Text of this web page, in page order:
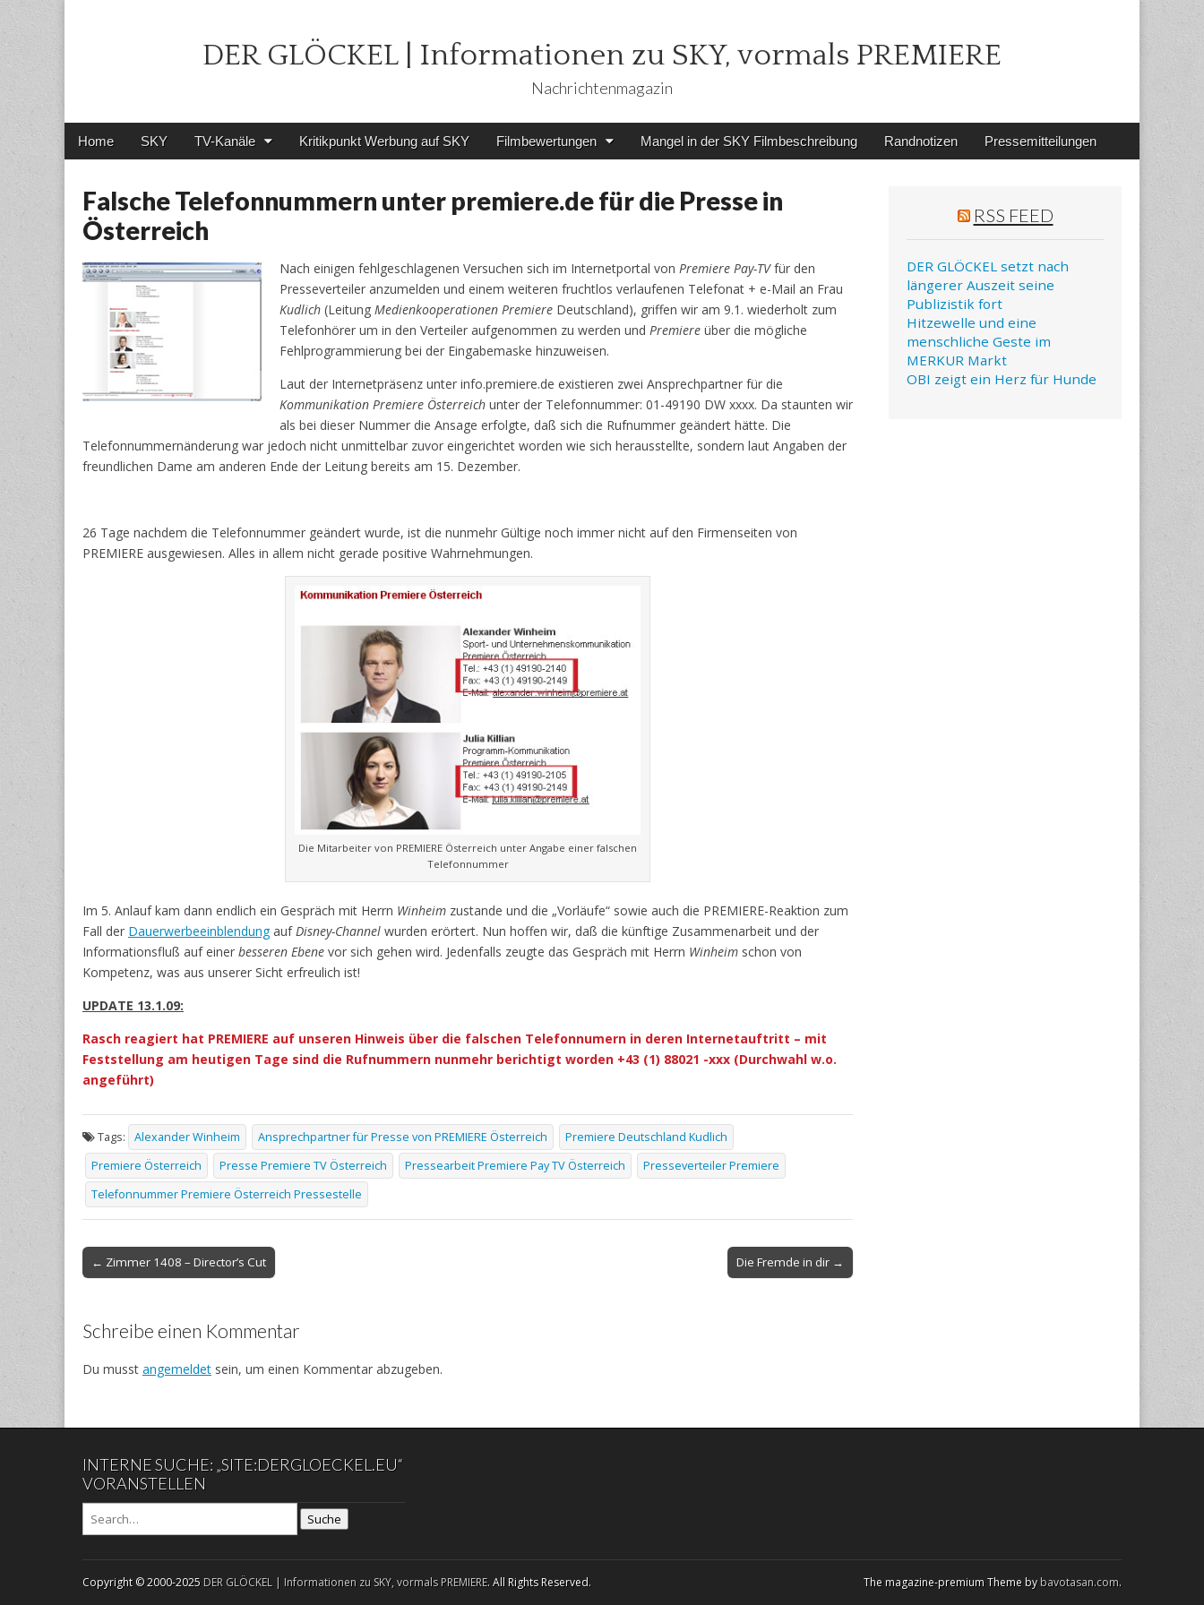
DER GLÖCKEL | Informationen zu SKY, vormals PREMIERE
Nachrichtenmagazin
Main
Skip
Home SKY TV-Kanäle Kritikpunkt Werbung auf SKY Filmbewertungen Mangel in der SKY Filmbeschreibung Randnotizen Pressemitteilungen
Falsche Telefonnummern unter premiere.de für die Presse in
Österreich
Nach einigen fehlgeschlagenen Versuchen sich im Internetportal von Premiere Pay-TVfür den
Presseverteiler anzumelden und einem weiteren fruchtlos verlaufenen Telefonat + e-Mail an Frau
Kudlich (Leitung Medienkooperationen Premiere Deutschland), griffen wir am 9.1. wiederholt zum
Telefonhörer um in den Verteiler aufgenommen zu werden und Premiere über die mögliche
Fehlprogrammierung bei der Eingabemaske hinzuweisen.
Laut der Internetpräsenz unter info.premiere.de existieren zwei Ansprechpartner für die
Kommunikation Premiere Österreich unter der Telefonnummer: 01-49190 DW xxxx. Da staunten wir
als bei dieser Nummer die Ansage erfolgte, daß sich die Rufnummer geändert hätte. Die
Telefonnummernänderung war jedoch nicht unmittelbar zuvor eingerichtet worden wie sich herausstellte, sondern laut Angaben der
freundlichen Dame am anderen Ende der Leitung bereits am 15. Dezember.
26 Tage nachdem die Telefonnummer geändert wurde, ist die nunmehr Gültige noch immer nicht auf den Firmenseiten von
PREMIERE ausgewiesen. Alles in allem nicht gerade positive Wahrnehmungen.
Die Mitarbeiter von PREMIERE Österreich unter Angabe einer falschen
Telefonnummer
Im 5. Anlauf kam dann endlich ein Gespräch mit Herrn Winheim zustande und die „Vorläufe“ sowie auch die PREMIERE-Reaktion zum
Fall der DauerwerbeeinblendungaufDisney-Channel wurden erörtert. Nun hoffen wir, daß die künftige Zusammenarbeit und der
Informationsfluß auf einer besseren Ebene vor sich gehen wird. Jedenfalls zeugte das Gespräch mit Herrn Winheim schon von
Kompetenz, was aus unserer Sicht erfreulich ist!
UPDATE 13.1.09:
Rasch reagiert hat PREMIERE auf unseren Hinweis über die falschen Telefonnumern in deren Internetauftritt – mit
Feststellung am heutigen Tage sind die Rufnummern nunmehr berichtigt worden +43 (1) 88021 -xxx (Durchwahl w.o.
angeführt)
Tags: Alexander Winheim Ansprechpartner für Presse von PREMIERE Österreich
Premiere Deutschland Kudlich
Premiere Österreich
Presse Premiere TV Österreich Pressearbeit Premiere Pay TV Österreich
Presseverteiler Premiere
Telefonnummer Premiere Österreich Pressestelle
Post
navigation
← Zimmer 1408 – Director’s Cut Die Fremde in dir →
Schreibe einen Kommentar
Du musst angemeldet sein, um einen Kommentar abzugeben.
RSS FEED
DER GLÖCKEL setzt nach
längerer Auszeit seine
Publizistik fort
Hitzewelle und eine
menschliche Geste im
MERKUR Markt
OBI zeigt ein Herz für Hunde
INTERNE SUCHE: „SITE:DERGLOECKEL.EU“
VORANSTELLEN
Suche
Copyright © 2000-2025 DER GLÖCKEL | Informationen zu SKY, vormals PREMIERE. All Rights Reserved. The magazine-premium Theme bybavotasan.com.